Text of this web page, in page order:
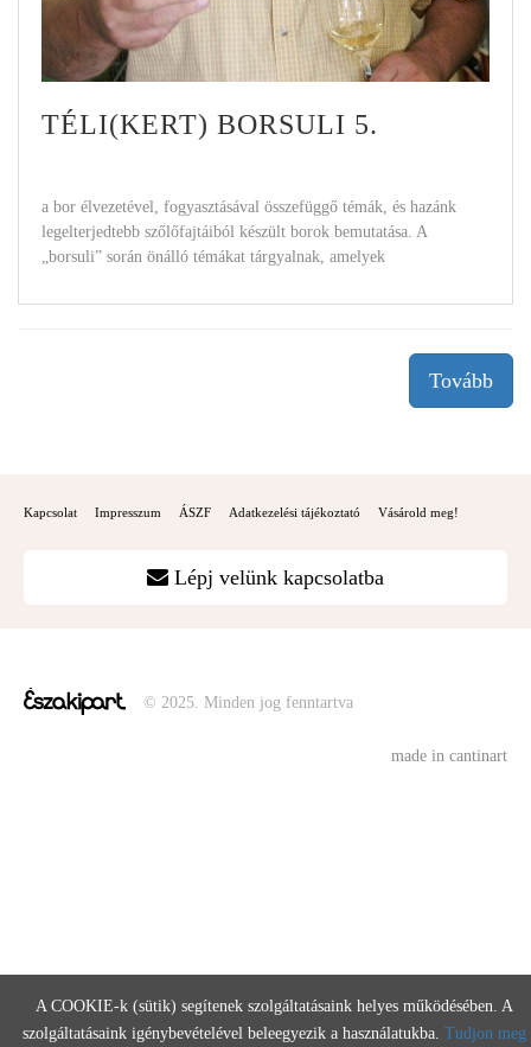
TÉLI(KERT) BORSULI 5.
a bor élvezetével, fogyasztásával összefüggő témák, és hazánk
legelterjedtebb szőlőfajtáiból készült borok bemutatása. A
„borsuli” során önálló témákat tárgyalnak, amelyek
Tovább
Kapcsolat Impresszum ÁSZF Adatkezelési tájékoztató Vásárold meg!
Lépj velünk kapcsolatba
© 2025. Minden jog fenntartva
made in cantinart
A COOKIE-k (sütik) segítenek szolgáltatásaink helyes működésében. A
szolgáltatásaink igénybevételével beleegyezik a használatukba. Tudjon meg